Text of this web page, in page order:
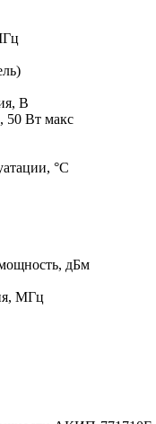
В
50 Вт макс
°С
дБм
МГц